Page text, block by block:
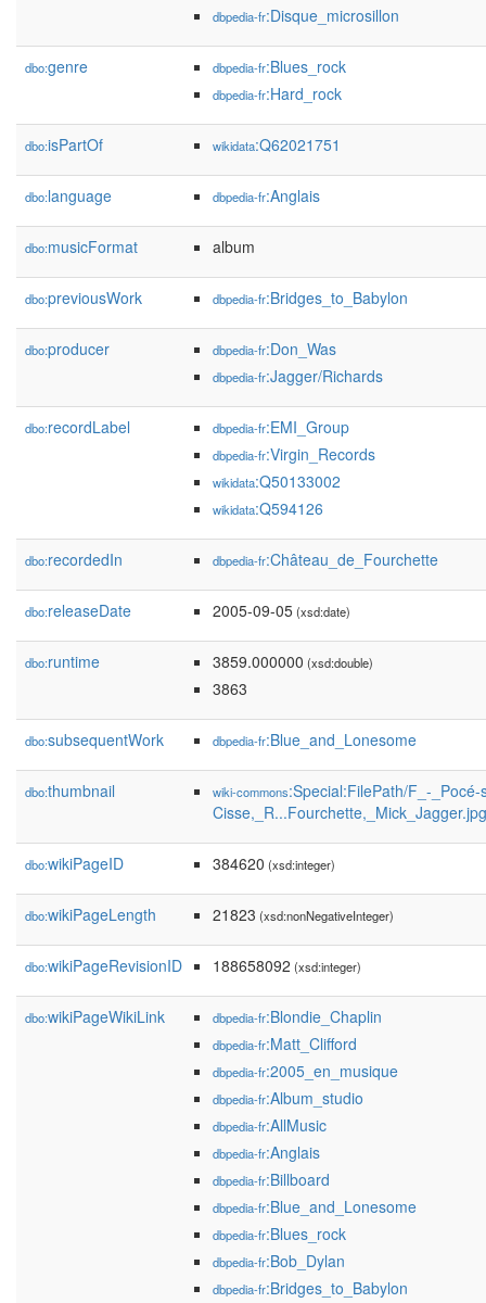
dbpedia-fr:Disque_microsillon
dbo:genre dbpedia-fr:Blues_rock
dbpedia-fr:Hard_rock
dbo:isPartOf wikidata:Q62021751
dbo:language dbpedia-fr:Anglais
dbo:musicFormat album
dbo:previousWork dbpedia-fr:Bridges_to_Babylon
dbo:producer dbpedia-fr:Don_Was
dbpedia-fr:Jagger/Richards
dbo:recordLabel dbpedia-fr:EMI_Group
dbpedia-fr:Virgin_Records
wikidata:Q50133002
wikidata:Q594126
dbo:recordedIn dbpedia-fr:Château_de_Fourchette
dbo:releaseDate 2005-09-05(xsd:date)
dbo:runtime 3859.000000 (xsd:double)
3863
dbo:subsequentWork dbpedia-fr:Blue_and_Lonesome
dbo:thumbnail wiki-commons:Special:FilePath/F_-_Pocé-
dbo:wikiPageID 384620 (xsd:integer)
dbo:wikiPageLength 21823 (xsd:nonNegativeInteger)
dbo:wikiPageRevisionID 188658092 (xsd:integer)
dbo:wikiPageWikiLink dbpedia-fr:Blondie_Chaplin
dbpedia-fr:Matt_Clifford
dbpedia-fr:2005_en_musique
dbpedia-fr:Album_studio
dbpedia-fr:AllMusic
dbpedia-fr:Anglais
dbpedia-fr:Billboard
dbpedia-fr:Blue_and_Lonesome
dbpedia-fr:Blues_rock
dbpedia-fr:Bob_Dylan
dbpedia-fr:Bridges_to_Babylon